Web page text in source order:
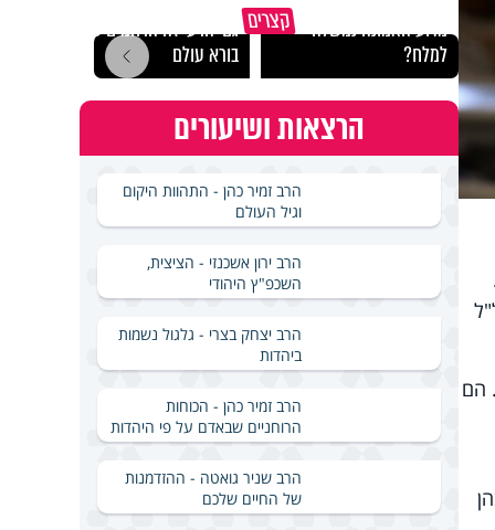
הם
קצרים
מדוע האמונה נמשלה
למלח?
גם ׳הרע׳ זה הרחמים של
בורא עולם
הרצאות ושיעורים
הרב זמיר כהן - התהוות היקום
וגיל העולם
הרב ירון אשכנזי - הציצית,
השכפ"ץ היהודי
הרב יצחק בצרי - גלגול נשמות
ביהדות
הרב זמיר כהן - הכוחות
הרוחניים שבאדם על פי היהדות
הרב שניר גואטה - ההזדמנות
של החיים שלכם